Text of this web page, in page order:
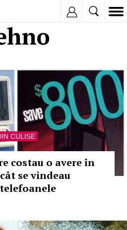
CULISE
costau o avere în
se vindeau